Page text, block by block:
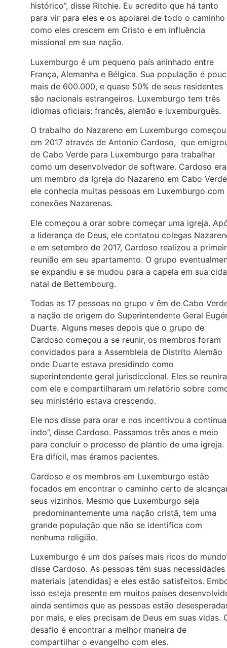
histórico”, disse Ritchie. Eu acredito que há tanto
para vir para eles e os apoiarei de todo o caminho
como eles crescem em Cristo e em influência
missional em sua nação.
Luxemburgo é um pequeno país aninhado entre
França, Alemanha e Bélgica. Sua população é
mais de 600.000, e quase 50% de seus residentes
são nacionais estrangeiros. Luxemburgo tem três
idiomas oficiais: francês, alemão e luxemburguês.
O trabalho do Nazareno em Luxemburgo começou
em 2017 através de Antonio Cardoso, que
de Cabo Verde para Luxemburgo para trabalhar
como um desenvolvedor de software. Cardoso era
um membro da Igreja do Nazareno em Cabo
ele conhecia muitas pessoas em Luxemburgo com
conexões Nazarenas.
Ele começou a orar sobre começar uma igreja.
a liderança de Deus, ele contatou colegas
e em setembro de 2017, Cardoso realizou a
reunião em seu apartamento. O grupo
se expandiu e se mudou para a capela em sua
natal de Bettembourg.
Todas as 17 pessoas no grupo v êm de Cabo
a nação de origem do Superintendente Geral
Duarte. Alguns meses depois que o grupo de
Cardoso começou a se reunir, os membros foram
convidados para a Assembleia de Distrito Alemão
onde Duarte estava presidindo como
superintendente geral jurisdiccional. Eles se
com ele e compartilharam um relatório sobre
seu ministério estava crescendo.
Ele nos disse para orar e nos incentivou a
indo”, disse Cardoso. Passamos três anos e meio
para concluir o processo de plantio de uma igreja.
Era difícil, mas éramos pacientes.
Cardoso e os membros em Luxemburgo estão
focados em encontrar o caminho certo de
seus vizinhos. Mesmo que Luxemburgo seja
predominantemente uma nação cristã, tem uma
grande população que não se identifica com
nenhuma religião.
Luxemburgo é um dos países mais ricos do
disse Cardoso. As pessoas têm suas necessidades
materiais [atendidas] e eles estão satisfeitos.
isso esteja presente em muitos países
ainda sentimos que as pessoas estão
por mais, e eles precisam de Deus em suas vidas.
desafio é encontrar a melhor maneira de
compartilhar o evangelho com eles.